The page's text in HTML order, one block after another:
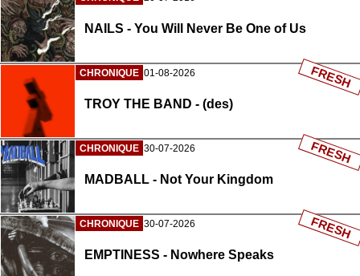
NAILS - You Will Never Be One of Us
CHRONIQUE 01-08-2026
TROY THE BAND - (des)
FRESH
CHRONIQUE 30-07-2026
MADBALL - Not Your Kingdom
FRESH
CHRONIQUE 30-07-2026
EMPTINESS - Nowhere Speaks
FRESH